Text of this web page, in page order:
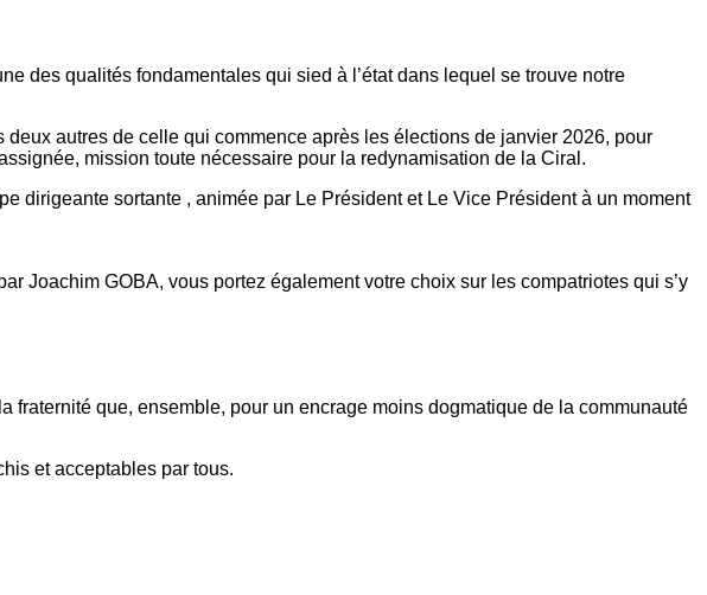
des qualités fondamentales qui sied à l’état dans lequel se trouve notre
autres de celle qui commence après les élections de janvier 2026, pour
mission toute nécessaire pour la redynamisation de la Ciral.
dirigeante sortante , animée par Le Président et Le Vice Président à un moment
Joachim GOBA, vous portez également votre choix sur les compatriotes qui s’y
fraternité que, ensemble, pour un encrage moins dogmatique de la communauté
et acceptables par tous.